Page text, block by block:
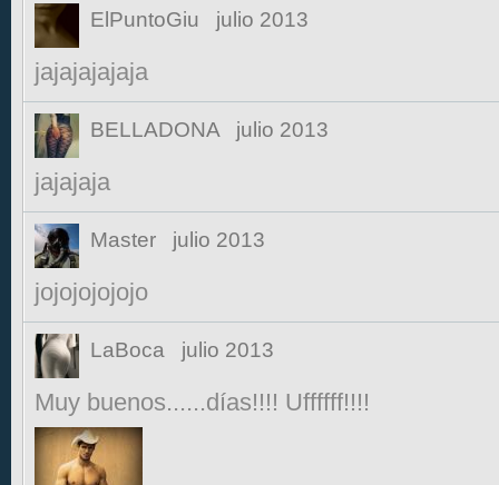
ElPuntoGiu julio 2013
jajajajajaja
BELLADONA julio 2013
jajajaja
Master julio 2013
jojojojojojo
LaBoca julio 2013
Muy buenos......días!!!! Uffffff!!!!